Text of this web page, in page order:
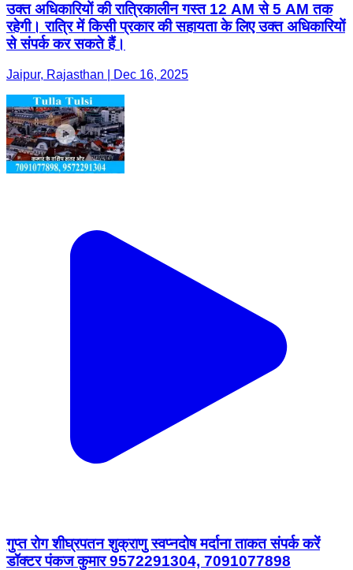
उक्त अधिकारियों की रात्रिकालीन गस्त 12 AM से 5 AM तक
रहेगी। रात्रि में किसी प्रकार की सहायता के लिए उक्त अधिकारियों
से संपर्क कर सकते हैं।
Jaipur, Rajasthan | Dec 16, 2025
गुप्त रोग शीघ्रपतन शुक्राणु स्वप्नदोष मर्दाना ताकत संपर्क करें
डॉक्टर पंकज कुमार 9572291304, 7091077898